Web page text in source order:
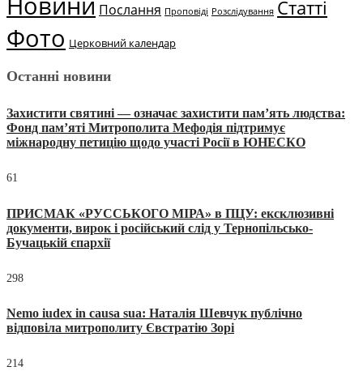
Послання Проповіді Розслідування Статті
Фото Церковний календар
Останні новини
Захистити святині — означає захистити пам’ять людства:
Фонд пам’яті Митрополита Мефодія підтримує
міжнародну петицію щодо участі Росії в ЮНЕСКО
61
ПРИСМАК «РУССЬКОГО МІРА» в ПЦУ: ексклюзивні
документи, вирок і російський слід у Тернопільсько-
Бучацькій єпархії
298
Nemo iudex in causa sua: Наталія Шевчук публічно
відповіла митрополиту Євстратію Зорі
214